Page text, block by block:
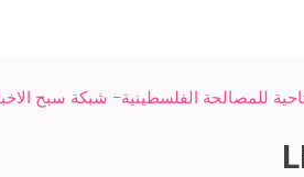
للمصالحة الفلسطينية- شبكة سبح